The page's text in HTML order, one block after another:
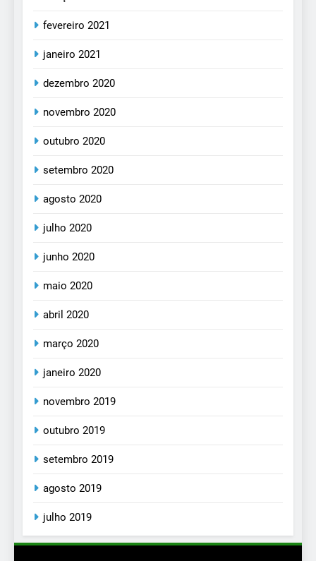
fevereiro 2021
janeiro 2021
dezembro 2020
novembro 2020
outubro 2020
setembro 2020
agosto 2020
julho 2020
junho 2020
maio 2020
abril 2020
março 2020
janeiro 2020
novembro 2019
outubro 2019
setembro 2019
agosto 2019
julho 2019